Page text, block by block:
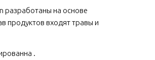
разработаны на основе
продуктов входят травы и
.